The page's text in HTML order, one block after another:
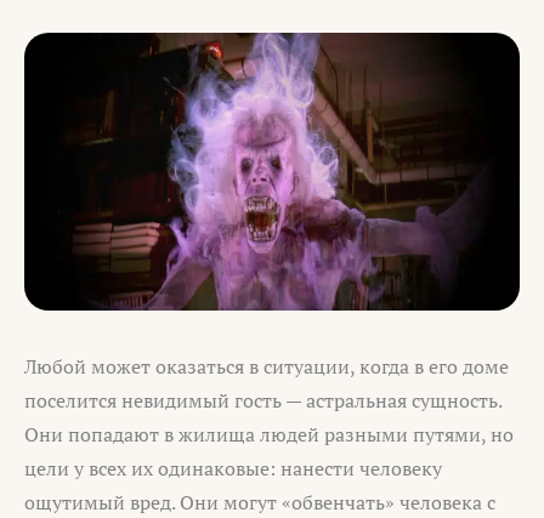
Любой может оказаться в ситуации, когда в его доме
поселится невидимый гость — астральная сущность.
Они попадают в жилища людей разными путями, но
цели у всех их одинаковые: нанести человеку
ощутимый вред. Они могут «обвенчать» человека с